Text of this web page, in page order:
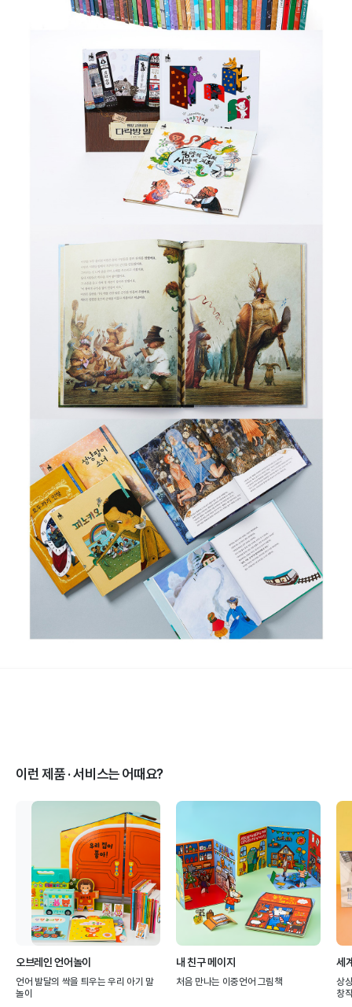
이런 제품 · 서비스는 어때요?
오브레인 언어놀이
언어 발달의 싹을 틔우는 우리 아기 말
놀이
내 친구 메이지
처음 만나는 이중언어 그림책
세
상
창